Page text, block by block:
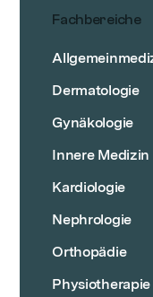
Fachbereiche
Dermatologie
Gynäkologie
Innere Medizin
Kardiologie
Nephrologie
Orthopädie
Physiotherapie